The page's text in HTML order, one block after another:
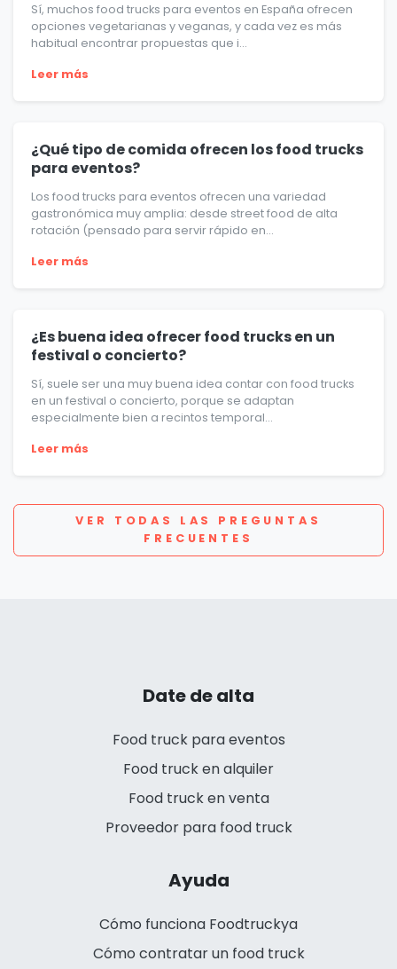
Sí, muchos food trucks para eventos en España ofrecen
opciones vegetarianas y veganas, y cada vez es más
habitual encontrar propuestas que i...
Leer más
¿Qué tipo de comida ofrecen los food trucks
para eventos?
Los food trucks para eventos ofrecen una variedad
gastronómica muy amplia: desde street food de alta
rotación (pensado para servir rápido en...
Leer más
¿Es buena idea ofrecer food trucks en un
festival o concierto?
Sí, suele ser una muy buena idea contar con food trucks
en un festival o concierto, porque se adaptan
especialmente bien a recintos temporal...
Leer más
VER TODAS LAS PREGUNTAS
FRECUENTES
Date de alta
Food truck para eventos
Food truck en alquiler
Food truck en venta
Proveedor para food truck
Ayuda
Cómo funciona Foodtruckya
Cómo contratar un food truck